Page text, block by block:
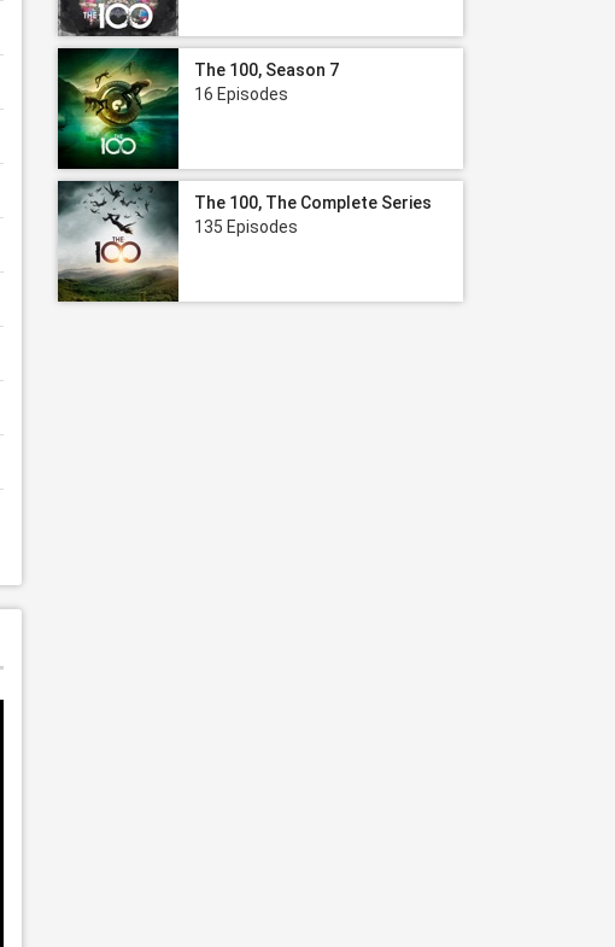
The 100, Season 7
16 Episodes
The 100, The Complete Series
135 Episodes